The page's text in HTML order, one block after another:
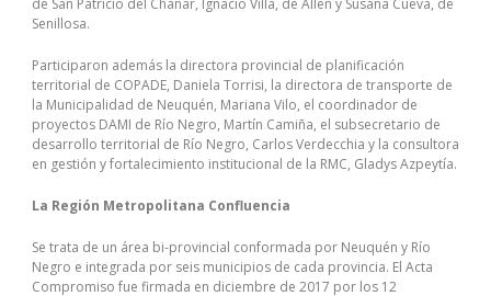
Senillosa.
Participaron además la directora provincial de planificación
territorial de COPADE, Daniela Torrisi, la directora de transporte de
la Municipalidad de Neuquén, Mariana Vilo, el coordinador de
proyectos DAMI de Río Negro, Martín Camiña, el subsecretario de
desarrollo territorial de Río Negro, Carlos Verdecchia y la consultora
en gestión y fortalecimiento institucional de la RMC, Gladys Azpeytía.
La Región Metropolitana Confluencia
Se trata de un área bi-provincial conformada por Neuquén y Río
Negro e integrada por seis municipios de cada provincia. El Acta
Compromiso fue firmada en diciembre de 2017 por los 12